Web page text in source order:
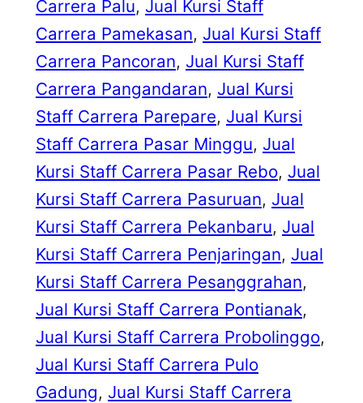
Carrera Palu, Jual Kursi Staff
Carrera Pamekasan, Jual Kursi Staff
Carrera Pancoran, Jual Kursi Staff
Carrera Pangandaran, Jual Kursi
Staff Carrera Parepare, Jual Kursi
Staff Carrera Pasar Minggu, Jual
Kursi Staff Carrera Pasar Rebo, Jual
Kursi Staff Carrera Pasuruan, Jual
Kursi Staff Carrera Pekanbaru, Jual
Kursi Staff Carrera Penjaringan, Jual
Kursi Staff Carrera Pesanggrahan
Jual Kursi Staff Carrera Pontianak
Jual Kursi Staff Carrera Probolinggo
Jual Kursi Staff Carrera Pulo
Gadung, Jual Kursi Staff Carrera